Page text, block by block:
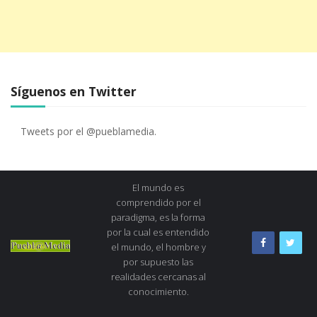
Síguenos en Twitter
Tweets por el @pueblamedia.
El mundo es
comprendido por el
paradigma, es la forma
por la cual es entendido
el mundo, el hombre y
por supuesto las
realidades cercanas al
conocimiento.